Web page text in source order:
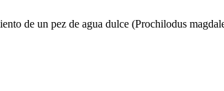
de un pez de agua dulce (Prochilodus